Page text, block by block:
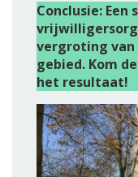
Conclusie:
vergroting
gebied. Kom
het resultaat!